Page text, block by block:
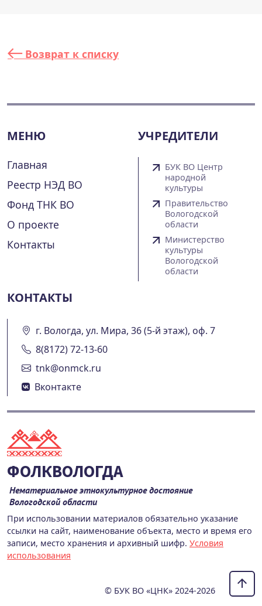
Возврат к списку
МЕНЮ
Главная
Реестр НЭД ВО
Фонд ТНК ВО
О проекте
Контакты
УЧРЕДИТЕЛИ
БУК ВО Центр
народной
культуры
Правительство
Вологодской
области
Министерство
культуры
Вологодской
области
КОНТАКТЫ
г. Вологда, ул. Мира, 36 (5-й этаж), оф. 7
8(8172) 72-13-60
tnk@onmck.ru
Вконтакте
ФОЛКВОЛОГДА
Нематериальное этнокультурное достояние
Вологодской области
При использовании материалов обязательно указание
ссылки на сайт, наименование объекта, место и время его
записи, место хранения и архивный шифр. Условия
использования
© БУК ВО «ЦНК» 2024-2026